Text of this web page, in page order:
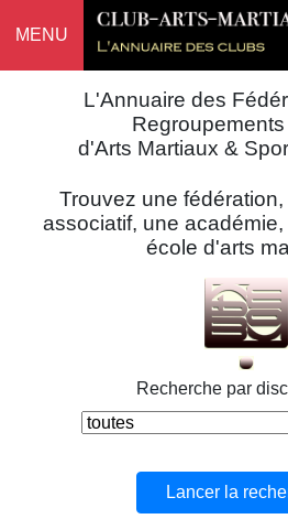
MENU
L'Annuaire des
d'Arts Martiaux &
Trouvez une
associatif, une
école d'arts
Recherche par